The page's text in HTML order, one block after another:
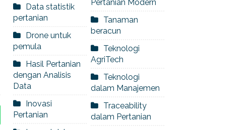
Data statistik
pertanian
Drone untuk
pemula
Hasil Pertanian
dengan Analisis
Data
Inovasi
Pertanian
Pertanian Modern
Tanaman
beracun
Teknologi
AgriTech
Teknologi
dalam Manajemen
Traceability
dalam Pertanian